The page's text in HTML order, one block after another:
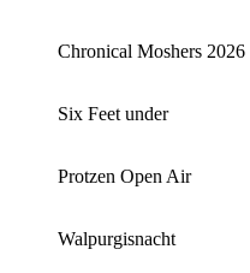
Chronical Moshers 2026
Six Feet under
Protzen Open Air
Walpurgisnacht